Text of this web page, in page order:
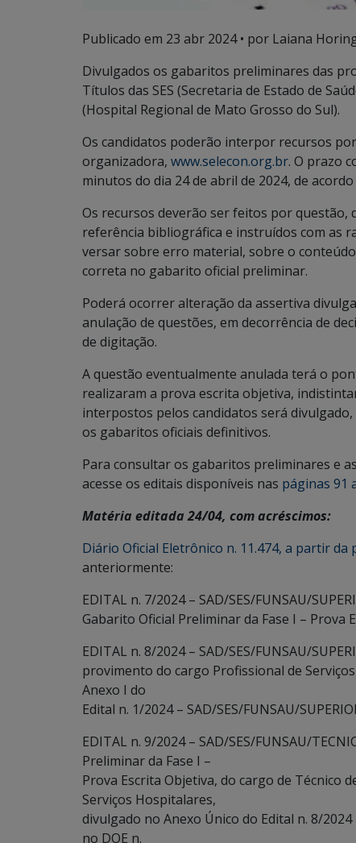
Publicado em 23 abr 2024• por Laiana
Divulgados os gabaritos preliminares das
Títulos das SES (Secretaria de Estado de
(Hospital Regional de Mato Grosso do Sul).
Os candidatos poderão interpor recursos
organizadora, www.selecon.org.br. O prazo
minutos do dia 24 de abril de 2024, de
Os recursos deverão ser feitos por questão,
referência bibliográfica e instruídos com as
versar sobre erro material, sobre o
correta no gabarito oficial preliminar.
Poderá ocorrer alteração da assertiva
anulação de questões, em decorrência de
de digitação.
A questão eventualmente anulada terá o
realizaram a prova escrita objetiva,
interpostos pelos candidatos será
os gabaritos oficiais definitivos.
Para consultar os gabaritos preliminares e
acesse os editais disponíveis nas páginas 91
Matéria editada 24/04, com acréscimos:
Diário Oficial Eletrônico n. 11.474, a partir da
anteriormente:
EDITAL n. 7/2024 – SAD/SES/FUNSAU/
Gabarito Oficial Preliminar da Fase I – Prova
EDITAL n. 8/2024 – SAD/SES/FUNSAU/
provimento do cargo Profissional de
Anexo I do
Edital n. 1/2024 – SAD/SES/FUNSAU/
EDITAL n. 9/2024 – SAD/SES/FUNSAU/
Preliminar da Fase I –
Prova Escrita Objetiva, do cargo de Técnico
Serviços Hospitalares,
divulgado no Anexo Único do Edital n. 8/
no DOE n.